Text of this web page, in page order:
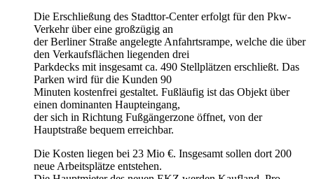
Die Erschließung des Stadttor-Center erfolgt für den Pkw-
Verkehr über eine großzügig an
der Berliner Straße angelegte Anfahrtsrampe, welche die über
den Verkaufsflächen liegenden drei
Parkdecks mit insgesamt ca. 490 Stellplätzen erschließt. Das
Parken wird für die Kunden 90
Minuten kostenfrei gestaltet. Fußläufig ist das Objekt über
einen dominanten Haupteingang,
der sich in Richtung Fußgängerzone öffnet, von der
Hauptstraße bequem erreichbar.
Die Kosten liegen bei 23 Mio €. Insgesamt sollen dort 200
neue Arbeitsplätze entstehen.